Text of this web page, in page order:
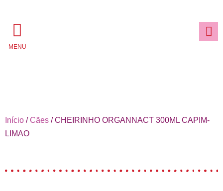
MENU
Início /Cães / CHEIRINHO ORGANNACT 300ML CAPIM-
LIMAO